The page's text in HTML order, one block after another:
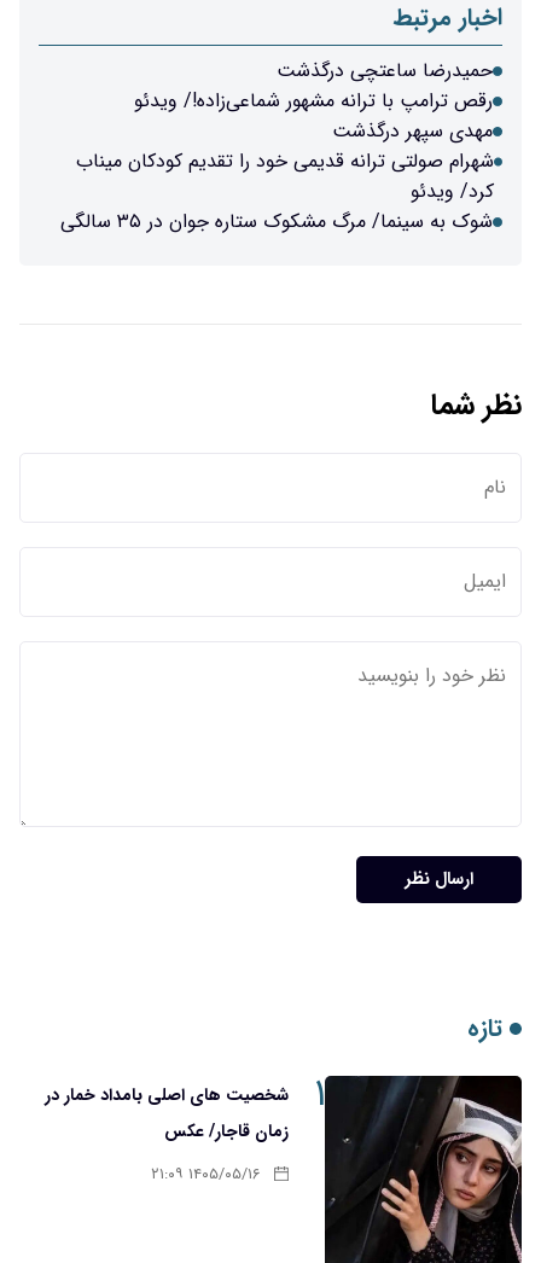
اخبار مرتبط
حمیدرضا ساعتچی درگذشت
رقص ترامپ با ترانه مشهور شماعی‌زاده!/ ویدئو
مهدی سپهر درگذشت
شهرام صولتی ترانه قدیمی خود را تقدیم کودکان میناب
کرد/ ویدئو
شوک به سینما/ مرگ مشکوک ستاره جوان در ۳۵ سالگی
نظر شما
ارسال نظر
تازه
۱
شخصیت های اصلی بامداد خمار در
زمان قاجار/ عکس
۱۴۰۵/۰۵/۱۶ ۲۱:۰۹